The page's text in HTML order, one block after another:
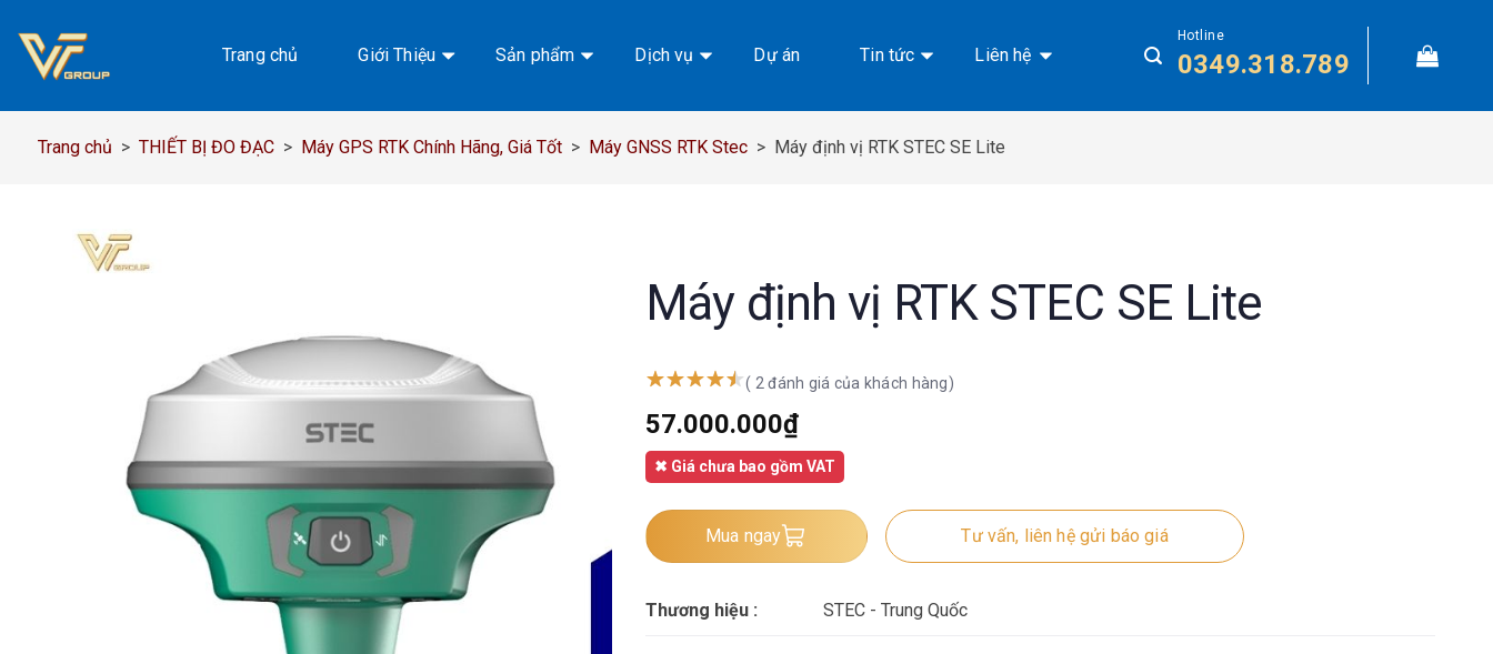
đến
Trang chủ Giới Thiệu Sản phẩm Dịch vụ Dự án Tin tức Liên hệ
Hotline
0349.318.789
Trang chủ > THIẾT BỊ ĐO ĐẠC > Máy GPS RTK Chính Hãng, Giá Tốt > Máy GNSS RTK Stec > Máy định vị RTK STEC SE Lite
Máy định vị RTK STEC SE Lite
( 2 đánh giá của khách hàng)
57.000.000₫
✖ Giá chưa bao gồm VAT
Mua ngay Tư vấn, liên hệ gửi báo giá
Thương hiệu : STEC - Trung Quốc